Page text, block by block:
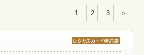
1 2 3 ＞